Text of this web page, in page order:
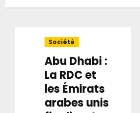
Société
Abu Dhabi :
La RDC et
les Émirats
arabes unis